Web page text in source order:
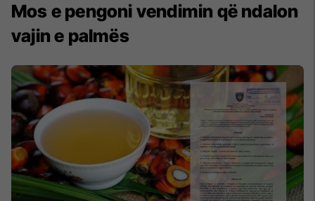
Mos e pengoni vendimin që ndalon
vajin e palmës